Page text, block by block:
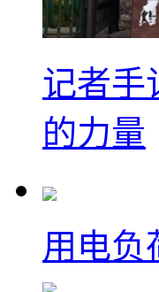
记者手
的力量
用电负